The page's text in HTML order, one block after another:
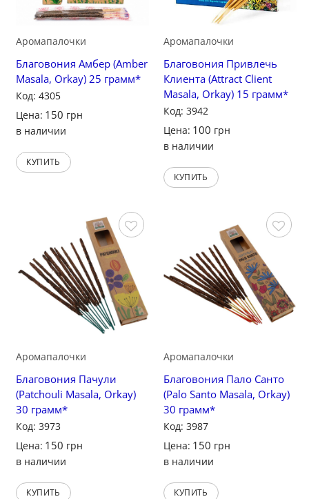
Аромапалочки
Благовония Амбер (Amber
Masala, Orkay) 25 грамм*
Код: 4305
Цена: 150 грн
в наличии
КУПИТЬ
Аромапалочки
Благовония Привлечь
Клиента (Attract Client
Masala, Orkay) 15 грамм*
Код: 3942
Цена: 100 грн
в наличии
КУПИТЬ
Сохранить
Аромапалочки
Благовония Пачули
(Patchouli Masala, Orkay)
30 грамм*
Код: 3973
Цена: 150 грн
в наличии
КУПИТЬ
Сохранить
Аромапалочки
Благовония Пало Санто
(Palo Santo Masala, Orkay)
30 грамм*
Код: 3987
Цена: 150 грн
в наличии
КУПИТЬ